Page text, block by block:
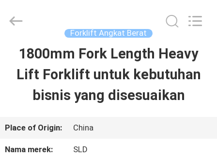
RUMAH
PRODUK
TENTANG
KAMI
Development
Forklift Angkat Berat
1800mm Fork Length Heavy
Lift Forklift untuk kebutuhan
bisnis yang disesuaikan
Place of Origin: China
Nama merek: SLD